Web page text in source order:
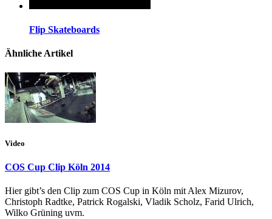
Flip Skateboards
Ähnliche Artikel
Video
COS Cup Clip Köln 2014
Hier gibt’s den Clip zum COS Cup in Köln mit Alex Mizurov,
Christoph Radtke, Patrick Rogalski, Vladik Scholz, Farid Ulrich,
Wilko Grüning uvm.